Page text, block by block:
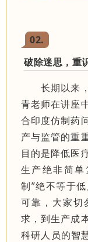
02.
破除迷思，重
长期以来
青老师在讲座
合印度仿制药
产与监管的重
目的是降低医
生产绝非简
制”绝不等于
可靠，大家切
求，到生产成
科研人员的智